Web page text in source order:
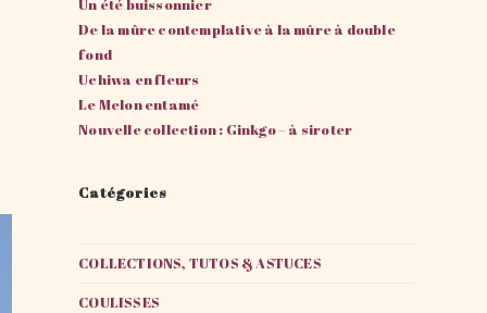
Un été buissonnier
De la mûre contemplative à la mûre à double
fond
Uchiwa en fleurs
Le Melon entamé
Nouvelle collection : Ginkgo – à siroter
Catégories
COLLECTIONS, TUTOS & ASTUCES
COULISSES